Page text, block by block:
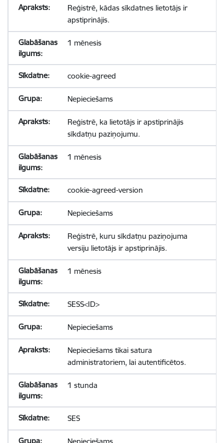
Reģistrē, kādas sīkdatnes lietotājs ir
apstiprinājis.
1 mēnesis
cookie-agreed
Nepieciešams
Reģistrē, ka lietotājs ir apstiprinājis
sīkdatņu paziņojumu.
1 mēnesis
cookie-agreed-version
Nepieciešams
Reģistrē, kuru sīkdatņu paziņojuma
versiju lietotājs ir apstiprinājis.
1 mēnesis
SESS<ID>
Nepieciešams
Nepieciešams tikai satura
administratoriem, lai autentificētos.
1 stunda
SES